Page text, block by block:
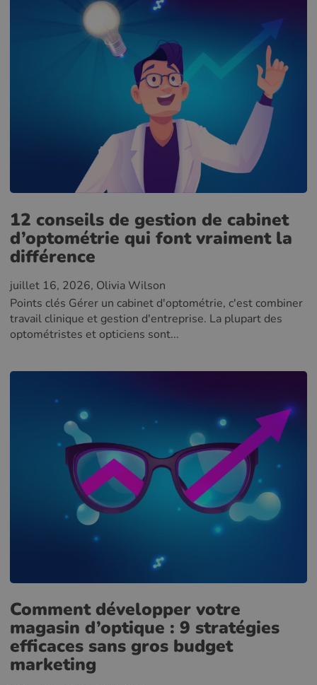
12 conseils de gestion de cabinet
d’optométrie qui font vraiment la
différence
juillet 16, 2026, Olivia Wilson
Points clés Gérer un cabinet d'optométrie, c'est combiner
travail clinique et gestion d'entreprise. La plupart des
optométristes et opticiens sont...
Comment développer votre
magasin d’optique : 9 stratégies
efficaces sans gros budget
marketing